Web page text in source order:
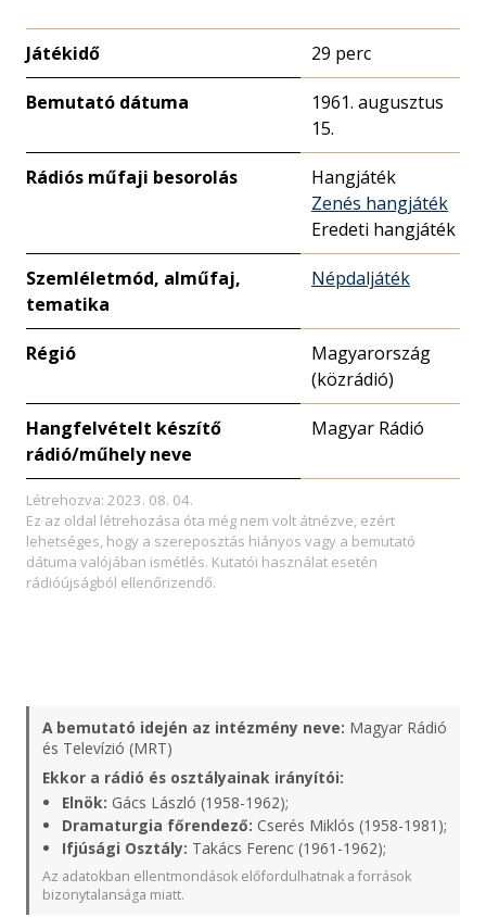
Játékidő 29 perc
Bemutató dátuma
1961. augusztus
15.
Rádiós műfaji besorolás
Hangjáték
Zenés hangjáték
Eredeti hangjáték
Szemléletmód, alműfaj,
tematika
Népdaljáték
Régió
Magyarország
(közrádió)
Hangfelvételt készítő
rádió/műhely neve
Magyar Rádió
Létrehozva: 2023. 08. 04.
Ez az oldal létrehozása óta még nem volt átnézve, ezért
lehetséges, hogy a szereposztás hiányos vagy a bemutató
dátuma valójában ismétlés. Kutatói használat esetén
rádióújságból ellenőrizendő.
A bemutató idején az intézmény neve: Magyar Rádió
és Televízió (MRT)
Ekkor a rádió és osztályainak irányítói:
Elnök: Gács László (1958-1962);
Dramaturgia főrendező: Cserés Miklós (1958-1981);
Ifjúsági Osztály: Takács Ferenc (1961-1962);
Az adatokban ellentmondások előfordulhatnak a források
bizonytalansága miatt.